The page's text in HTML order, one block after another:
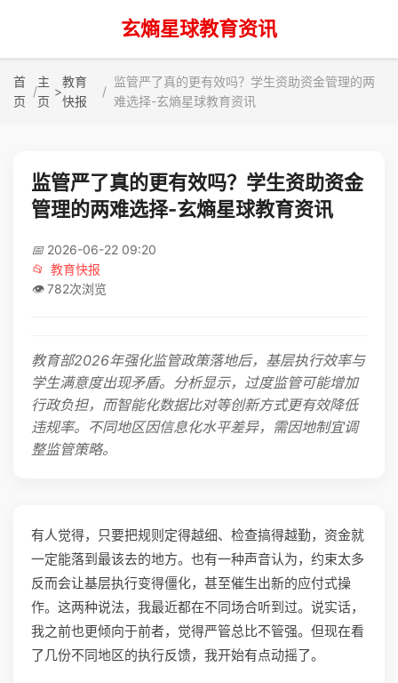
玄熵星球教育资讯
首
页
主
页
>
教育
快报
监管严了真的更有效吗？学生资助资金管理的两
难选择-玄熵星球教育资讯
监管严了真的更有效吗？学生资助资金
管理的两难选择-玄熵星球教育资讯
📅 2026-06-22 09:20
📂 教育快报
👁️ 782次浏览
教育部2026年强化监管政策落地后，基层执行效率与
学生满意度出现矛盾。分析显示，过度监管可能增加
行政负担，而智能化数据比对等创新方式更有效降低
违规率。不同地区因信息化水平差异，需因地制宜调
整监管策略。
有人觉得，只要把规则定得越细、检查搞得越勤，资金就
一定能落到最该去的地方。也有一种声音认为，约束太多
反而会让基层执行变得僵化，甚至催生出新的应付式操
作。这两种说法，我最近都在不同场合听到过。说实话，
我之前也更倾向于前者，觉得严管总比不管强。但现在看
了几份不同地区的执行反馈，我开始有点动摇了。